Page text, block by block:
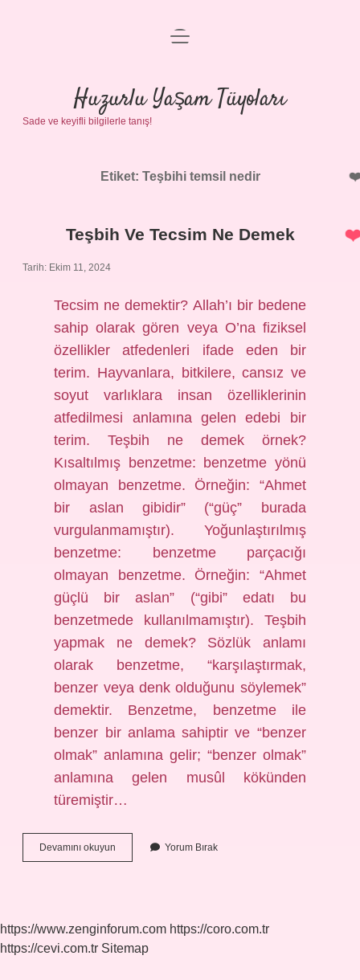
Anasayfa
Gizlilik Politikası
Yasal Uyarı
menüyü
Huzurlu Yaşam Tüyoları
Sade ve keyifli bilgilerle tanış!
Etiket: Teşbihi temsil nedir
Teşbih Ve Tecsim Ne Demek
Tarih: Ekim 11, 2024
Tecsim ne demektir? Allah’ı bir bedene
sahip olarak gören veya O’na fiziksel
özellikler atfedenleri ifade eden bir
terim. Hayvanlara, bitkilere, cansız ve
soyut varlıklara insan özelliklerinin
atfedilmesi anlamına gelen edebi bir
terim. Teşbih ne demek örnek?
Kısaltılmış benzetme: benzetme yönü
olmayan benzetme. Örneğin: “Ahmet
bir aslan gibidir” (“güç” burada
vurgulanmamıştır). Yoğunlaştırılmış
benzetme: benzetme parçacığı
olmayan benzetme. Örneğin: “Ahmet
güçlü bir aslan” (“gibi” edatı bu
benzetmede kullanılmamıştır). Teşbih
yapmak ne demek? Sözlük anlamı
olarak benzetme, “karşılaştırmak,
benzer veya denk olduğunu söylemek”
demektir. Benzetme, benzetme ile
benzer bir anlama sahiptir ve “benzer
olmak” anlamına gelir; “benzer olmak”
anlamına gelen musûl kökünden
türemiştir…
Devamını okuyun
Ve
Yorum Bırak
https://www.zenginforum.com https://coro.com.tr
https://cevi.com.tr Sitemap